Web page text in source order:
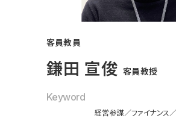
客員教員
鎌田 宣俊 客員教授
Keyword
経営参謀 ファイナンス